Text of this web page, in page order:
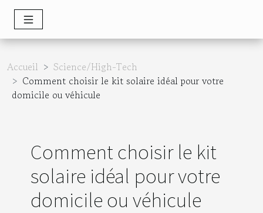
Accueil
Science/High-Tech
Comment choisir le kit solaire idéal pour votre
domicile ou véhicule
Comment choisir le kit
solaire idéal pour votre
domicile ou véhicule